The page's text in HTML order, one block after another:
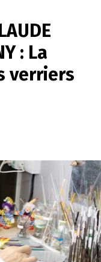
: La
verriers